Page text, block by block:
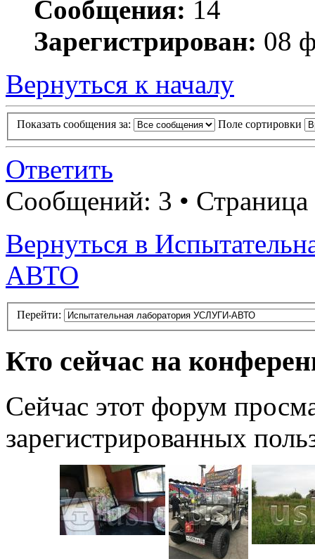
Сообщения: 14
Зарегистрирован: 08
Вернуться к началу
Показать сообщения за: Поле сортировки
Ответить
Сообщений: 3 • Страница
Вернуться в
АВТО
Перейти:
Кто сейчас на
Сейчас этот форум
зарегистрированных